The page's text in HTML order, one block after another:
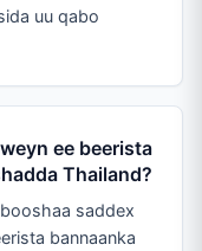
uu qabo
ee beerista
Thailand?
saddex
bannaanka